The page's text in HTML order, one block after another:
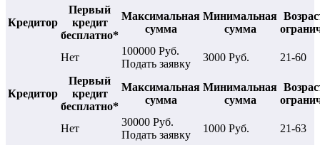
Кредитор
Первый
кредит
бесплатно*
Максимальная
сумма
Минимальная
сумма
Нет
100000 Руб.
Подать заявку
3000 Руб. 21-60
Кредитор
Первый
кредит
бесплатно*
Максимальная
сумма
Минимальная
сумма
Нет
30000 Руб.
Подать заявку
1000 Руб. 21-63